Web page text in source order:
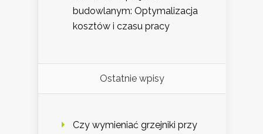
budowlanym: Optymalizacja
kosztów i czasu pracy
Ostatnie wpisy
Czy wymieniać grzejniki przy